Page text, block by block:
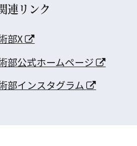
連リンク
部X
部公式ホームページ
部インスタグラム